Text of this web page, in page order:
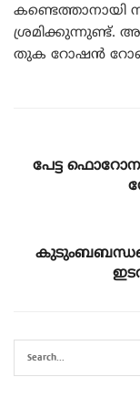
കണ്ടെത്താനായി
ശ്രമിക്കുന്നുണ്ട്.
തുക റോഷൻ
പേട്ട